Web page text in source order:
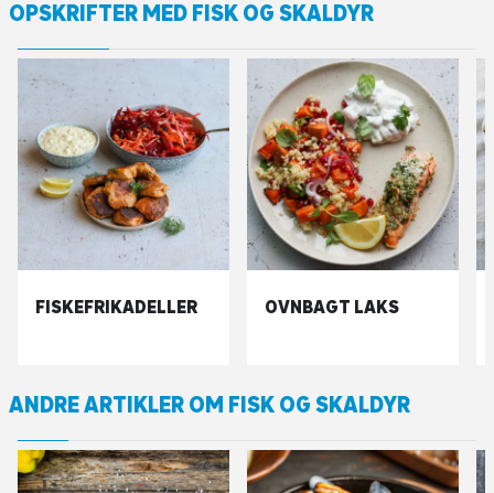
OPSKRIFTER MED FISK OG SKALDYR
FISKEFRIKADELLER OVNBAGT LAKS
ANDRE ARTIKLER OM FISK OG SKALDYR